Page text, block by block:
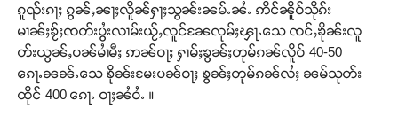
ၵူၺ်းၵႃႈ ၵွၼ်ႇၼႃႈလိူၼ်ႁႃႈသွၼ်းၼမ်ႉၼႆႉ ဢိင်ၼိူဝ်သိုၵ်း
မၢၼ်ႈၶႂ်ႈၸတ်းပွႆးလၢမ်းယႂ်ႇလူင်ၼႄလုမ်ႈၾႃႉသေ ၸင်ႇၶိုၼ်းလူ
တ်းယွၼ်ႇပၼ်မၢႆမီႈ ဢၼ်ဝႃႈ ႁၢမ်ႈၶွၼ်ႈတုမ်ၵၼ်လိူဝ် 40-50
ၵေႃႉၼၼ်ႉသေ ၶိုၼ်းမႄးပၼ်ဝႃႈ ၶွၼ်ႈတုမ်ၵၼ်လႆႈ ၼမ်သုတ်း
ထိုင် 400 ၵေႃႉ ဝႃႈၼႆဝႆႉ ။